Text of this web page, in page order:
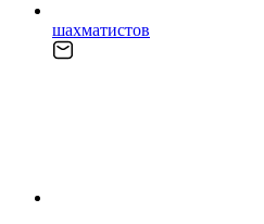
шахматистов